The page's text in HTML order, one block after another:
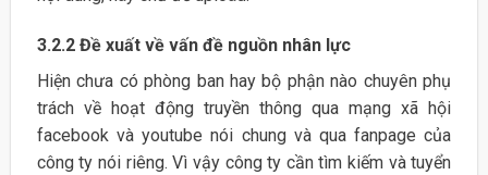
3.2.2 Đề xuất về vấn đề nguồn nhân lực
Hiện chưa có phòng ban hay bộ phận nào chuyên phụ
trách về hoạt động truyền thông qua mạng xã hội
facebook và youtube nói chung và qua fanpage của
công ty nói riêng. Vì vậy công ty cần tìm kiếm và tuyển